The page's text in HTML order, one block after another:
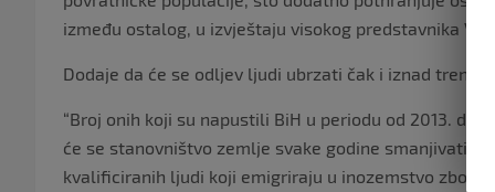
između ostalog, u izvještaju visokog predstavnika
Dodaje da će se odljev ljudi ubrzati čak i iznad
“Broj onih koji su napustili BiH u periodu od 2013. do
će se stanovništvo zemlje svake godine smanjivati
kvalificiranih ljudi koji emigriraju u inozemstvo zbog